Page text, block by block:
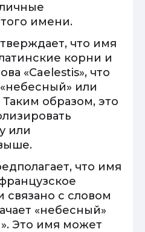
имени.
что имя
корни и
«Caelestis», что
или
образом, это
или
что имя
с словом
«небесный»
Это имя может